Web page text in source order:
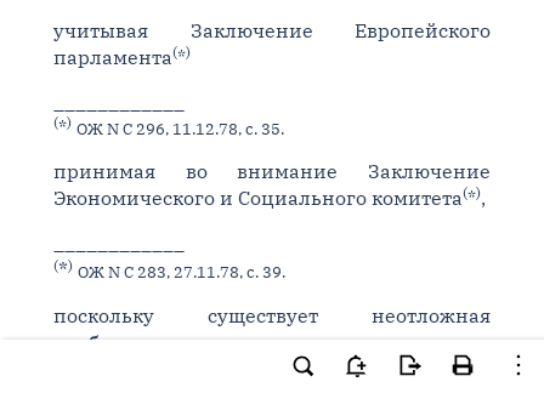
учитывая Заключение Европейского
парламента(*)
(*) ОЖ N C 296, 11.12.78, с. 35.
принимая во внимание Заключение
Экономического и Социального комитета(*),
(*) ОЖ N C 283, 27.11.78, с. 39.
поскольку существует неотложная
необходимость защиты подземных вод
Сообщества от загрязнения, в частности,